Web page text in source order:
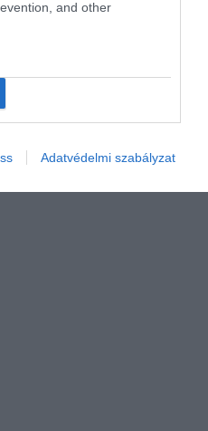
and other
Adatvédelmi szabályzat
az augusztus-20-ai